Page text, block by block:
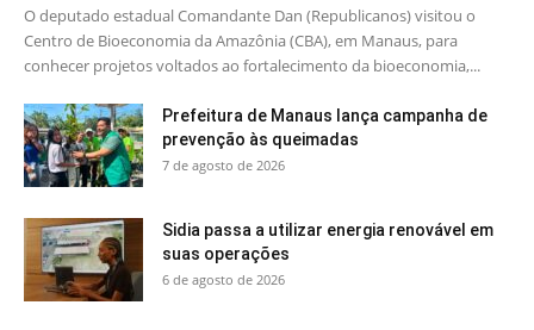
O deputado estadual Comandante Dan (Republicanos) visitou o
Centro de Bioeconomia da Amazônia (CBA), em Manaus, para
conhecer projetos voltados ao fortalecimento da bioeconomia,...
Prefeitura de Manaus lança campanha de
prevenção às queimadas
7 de agosto de 2026
Sidia passa a utilizar energia renovável em
suas operações
6 de agosto de 2026